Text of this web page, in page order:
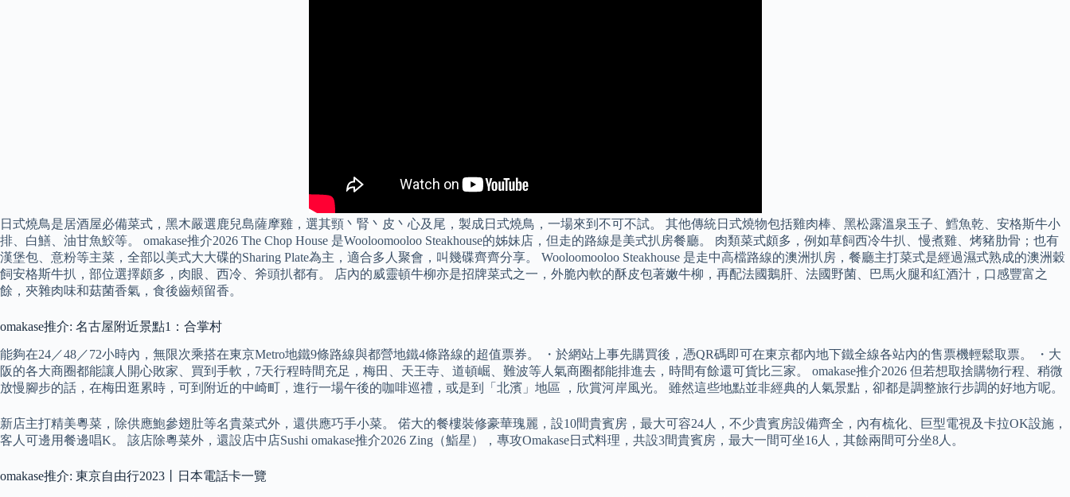
日式燒鳥是居酒屋必備菜式，黑木嚴選鹿兒島薩摩雞，選其頸丶腎丶皮丶心及尾，製成日式燒鳥，一場來到不可不試。 其他傳統日式燒物包括雞肉棒、黑松露溫泉玉子、鱈魚乾、安格斯牛小
排、白鱔、油甘魚鮫等。 omakase推介2026 The Chop House 是Wooloomooloo Steakhouse的姊妹店，但走的路線是美式扒房餐廳。 肉類菜式頗多，例如草飼西冷牛扒、慢煮雞、烤豬肋骨；也有
漢堡包、意粉等主菜，全部以美式大大碟的Sharing Plate為主，適合多人聚會，叫幾碟齊齊分享。 Wooloomooloo Steakhouse 是走中高檔路線的澳洲扒房，餐廳主打菜式是經過濕式熟成的澳洲穀
飼安格斯牛扒，部位選擇頗多，肉眼、西冷、斧頭扒都有。 店內的威靈頓牛柳亦是招牌菜式之一，外脆內軟的酥皮包著嫩牛柳，再配法國鵝肝、法國野菌、巴馬火腿和紅酒汁，口感豐富之
餘，夾雜肉味和菇菌香氣，食後齒頰留香。
omakase推介: 名古屋附近景點1：合掌村
能夠在24／48／72小時內，無限次乘搭在東京Metro地鐵9條路線與都營地鐵4條路線的超值票券。 ・於網站上事先購買後，憑QR碼即可在東京都內地下鐵全線各站內的售票機輕鬆取票。 ・大
阪的各大商圈都能讓人開心敗家、買到手軟，7天行程時間充足，梅田、天王寺、道頓崛、難波等人氣商圈都能排進去，時間有餘還可貨比三家。 omakase推介2026 但若想取捨購物行程、稍微
放慢腳步的話，在梅田逛累時，可到附近的中崎町，進行一場午後的咖啡巡禮，或是到「北濱」地區 ，欣賞河岸風光。 雖然這些地點並非經典的人氣景點，卻都是調整旅行步調的好地方呢。
新店主打精美粵菜，除供應鮑參翅肚等名貴菜式外，還供應巧手小菜。 偌大的餐樓裝修豪華瑰麗，設10間貴賓房，最大可容24人，不少貴賓房設備齊全，內有梳化、巨型電視及卡拉OK設施，
客人可邊用餐邊唱K。 該店除粵菜外，還設店中店Sushi omakase推介2026 Zing（鮨星），專攻Omakase日式料理，共設3間貴賓房，最大一間可坐16人，其餘兩間可分坐8人。
omakase推介: 東京自由行2023丨日本電話卡一覽